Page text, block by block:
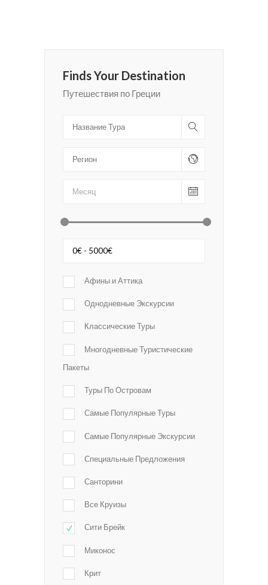
Finds Your Destination
Путешествия по Греции
Афины и Аттика
Однодневные Экскурсии
Классические Туры
Многодневные Туристические
Пакеты
Туры По Островам
Самые Популярные Туры
Самые Популярные Экскурсии
Специальные Предложения
Санторини
Все Круизы
Сити Брейк
Миконос
Крит